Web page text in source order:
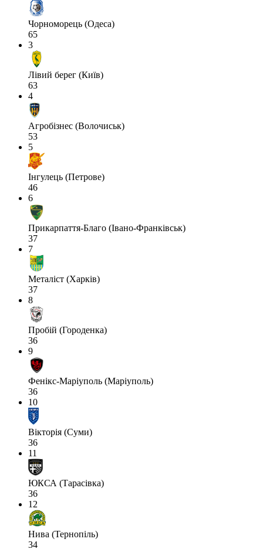
Чорноморець (Одеса)
65
3
Лівий берег (Київ)
63
4
Агробізнес (Волочиськ)
53
5
Інгулець (Петрове)
46
6
Прикарпаття-Благо (Івано-Франківськ)
37
7
Металіст (Харків)
37
8
Пробій (Городенка)
36
9
Фенікс-Маріуполь (Маріуполь)
36
10
Вікторія (Суми)
36
11
ЮКСА (Тарасівка)
36
12
Нива (Тернопіль)
34